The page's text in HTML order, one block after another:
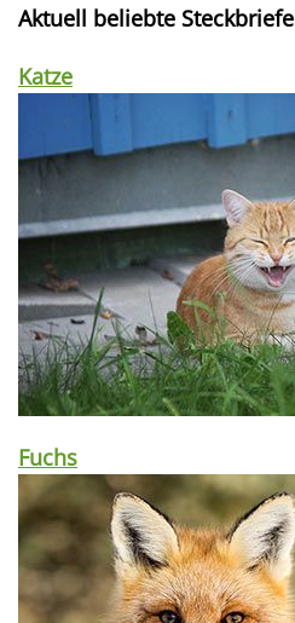
Aktuell beliebte Steckbriefe
Katze
Fuchs